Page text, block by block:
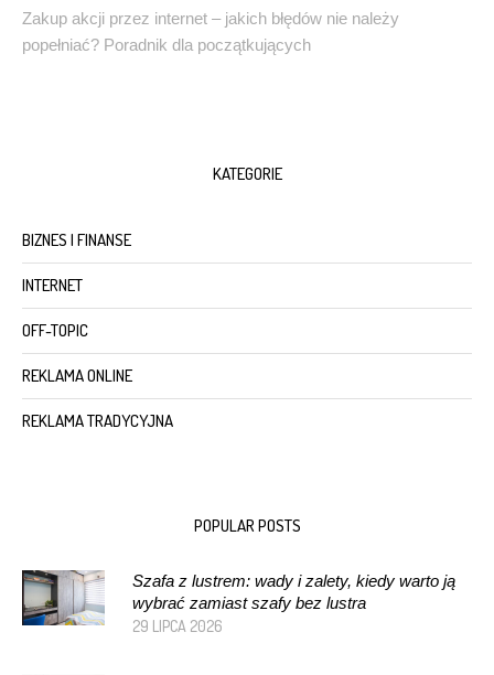
Zakup akcji przez internet – jakich błędów nie należy
popełniać? Poradnik dla początkujących
KATEGORIE
BIZNES I FINANSE
INTERNET
OFF-TOPIC
REKLAMA ONLINE
REKLAMA TRADYCYJNA
POPULAR POSTS
Szafa z lustrem: wady i zalety, kiedy warto ją
wybrać zamiast szafy bez lustra
29 LIPCA 2026